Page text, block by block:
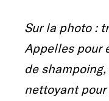
Sur la photo :
Appelles pour
de
nettoyant